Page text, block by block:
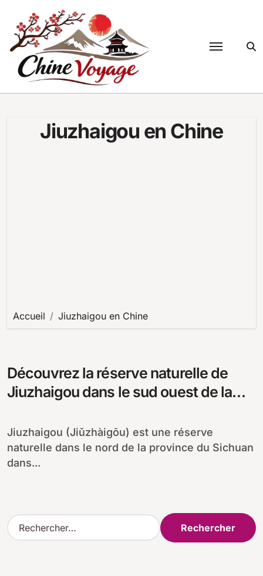
contenu
Jiuzhaigou en Chine
Accueil Jiuzhaigou en Chine
Découvrez la réserve naturelle de
Jiuzhaigou dans le sud ouest de la
Jiuzhaigou (Jiǔzhàigōu) est une réserve
naturelle dans le nord de la province du Sichuan
dans...
R
e